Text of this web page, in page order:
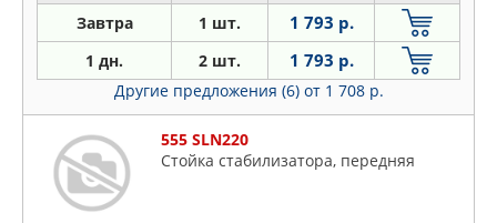
Завтра 1 шт. 1 793 р.
1 дн. 2 шт. 1 793 р.
Другие предложения (6) от 1 708 р.
555 SLN220
Стойка стабилизатора, передняя